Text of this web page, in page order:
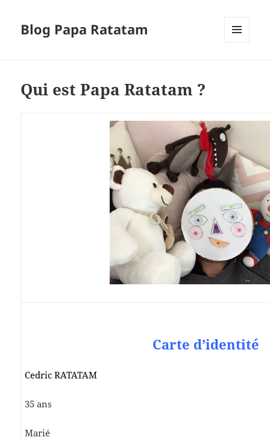
Blog Papa Ratatam
Qui est Papa Ratatam ?
Carte d’identité
Cedric RATATAM
35 ans
Marié